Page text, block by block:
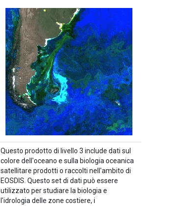
Questo prodotto di livello 3 include dati sul
colore dell'oceano e sulla biologia oceanica
satellitare prodotti o raccolti nell'ambito di
EOSDIS. Questo set di dati può essere
utilizzato per studiare la biologia e
l'idrologia delle zone costiere, i